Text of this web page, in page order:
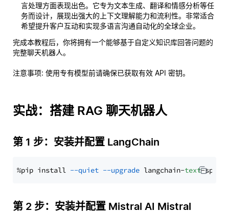
言处理方面表现出色。它专为文本生成、翻译和情感分析等任
务而设计，展现出强大的上下文理解能力和流利性。非常适合
希望提升客户互动和实现多语言沟通自动化的全球企业。
完成本教程后，你将拥有一个能够基于自定义知识库回答问题的
完整聊天机器人。
注意事项: 使用专有模型前请确保已获取有效 API 密钥。
实战：搭建 RAG 聊天机器人
第 1 步：安装并配置 LangChain
%pip install --quiet --upgrade langchain-text
第 2 步：安装并配置 Mistral AI Mistral